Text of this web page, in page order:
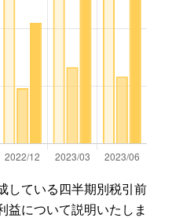
している四半期別税引前
益について説明いたしま